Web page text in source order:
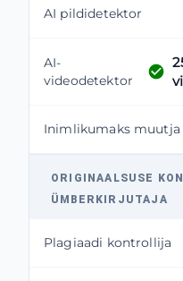
AI pildidetektor
AI-
videodetektor
Inimlikumaks muutja
ORIGINAALSUSE
ÜMBERKIRJUTAJA
Plagiaadi kontrollija